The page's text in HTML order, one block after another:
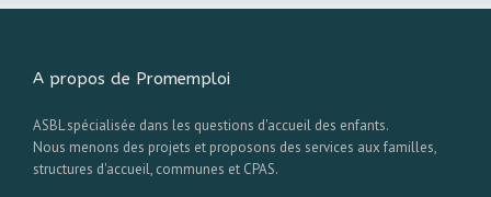
A propos de Promemploi
ASBL spécialisée dans les questions d'accueil des enfants.
Nous menons des projets et proposons des services aux familles,
structures d'accueil, communes et CPAS.